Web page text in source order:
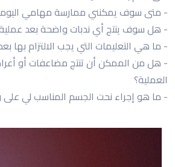
- متى سوف يمكنني ممارسة مهامي
- هل سوف ينتج أي ندبات واضحة بعد
- ما هي التعليمات التي يجب الالتزام بها
- هل من الممكن أن تنتج مضاعفات أو
العملية؟
- ما هو إجراء نحت الجسم المناسب لي